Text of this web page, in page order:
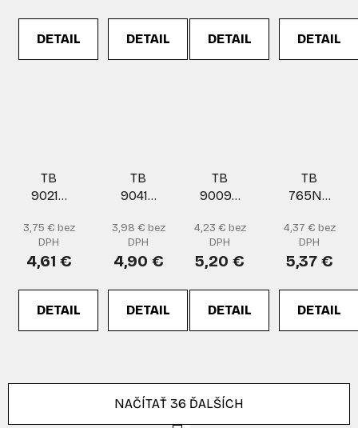
DETAIL DETAIL DETAIL DETAIL
TB
9021B
3,75 € bez
DPH
4,61 €
DETAIL
TB
9041B
3,98 € bez
DPH
4,90 €
DETAIL
TB
9009F
4,23 € bez
DPH
5,20 €
DETAIL
TB
765NG
rukavice
4,37 € bez
DPH
5,37 €
DETAIL
NAČÍTAŤ 36 ĎALŠÍCH